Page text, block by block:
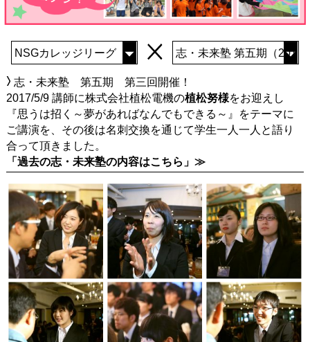
志・未来塾 第五期 第三回開催！
2017/5/9 講師に株式会社植松電機の植松努様をお迎えし
『思うは招く～夢があればなんでもできる～』をテーマに
ご講演を、その後は名刺交換を通じて学生一人一人と語り
合って頂きました。
「過去の志・未来塾の内容はこちら」≫